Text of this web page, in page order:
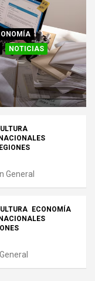
NOTICIAS
General
ECONOMÍA